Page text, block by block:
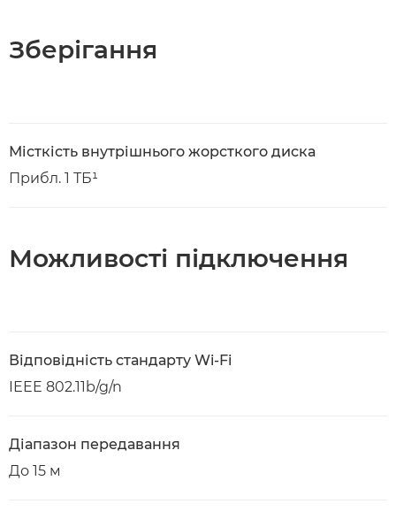
Зберігання
Місткість внутрішнього жорсткого диска
Прибл. 1 ТБ¹
Можливості підключення
Відповідність стандарту Wi-Fi
IEEE 802.11b/g/n
Діапазон передавання
До 15 м